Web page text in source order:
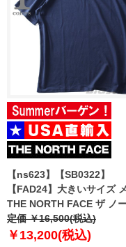
【ns623】【SB0322】
【FAD24】大きいサイズ
THE NORTH FACE ザ ノ
ェイス 鹿の子 半袖 ポロシ
POLO PIQUET USA直輸入
定価 ￥16,500(税込)
￥13,200(税込)